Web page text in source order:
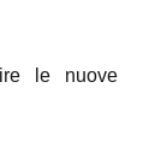
le nuove